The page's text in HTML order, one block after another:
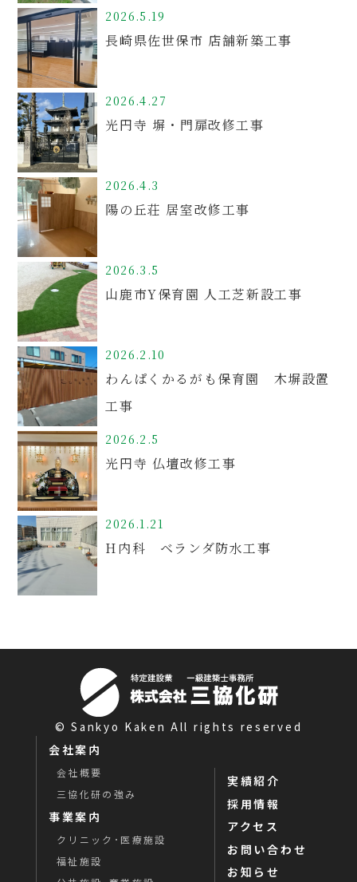
2026.5.19
長崎県佐世保市 店舗新築工事
2026.4.27
光円寺 塀・門扉改修工事
2026.4.3
陽の丘荘 居室改修工事
2026.3.5
山鹿市Y保育園 人工芝新設工事
2026.2.10
わんぱくかるがも保育園 木塀設置
工事
2026.2.5
光円寺 仏壇改修工事
2026.1.21
H内科 ベランダ防水工事
© Sankyo Kaken All rights reserved
会社案内
会社概要
三協化研の強み
事業案内
クリニック･医療施設
福祉施設
実績紹介
採用情報
アクセス
お問い合わせ
お知らせ